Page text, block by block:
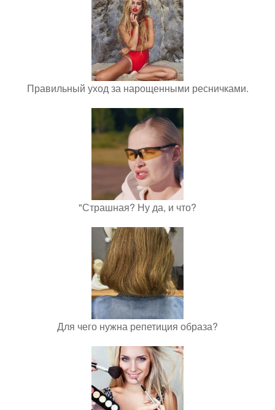
Правильный уход за нарощенными ресничками.
"Страшная? Ну да, и что?
Для чего нужна репетиция образа?